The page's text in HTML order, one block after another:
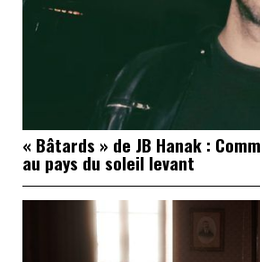
« Bâtards » de JB Hanak :
au pays du soleil levant